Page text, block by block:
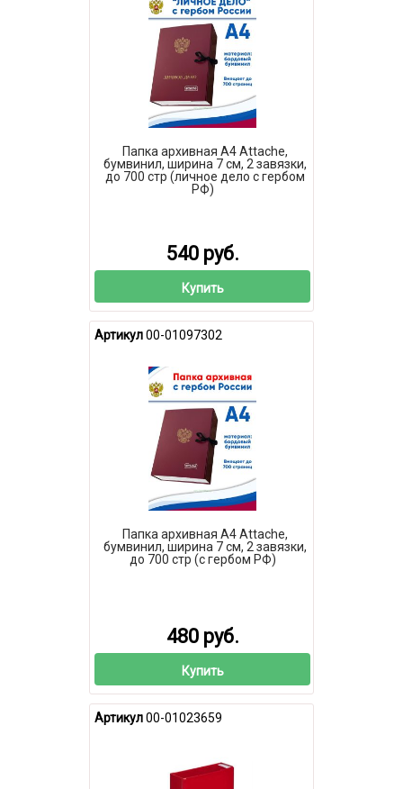
Папка архивная А4 Attache,
бумвинил, ширина 7 см, 2 завязки,
до 700 стр (личное дело с гербом
РФ)
540 руб.
Купить
Артикул00-01097302
Папка архивная А4 Attache,
бумвинил, ширина 7 см, 2 завязки,
до 700 стр (с гербом РФ)
480 руб.
Купить
Артикул00-01023659